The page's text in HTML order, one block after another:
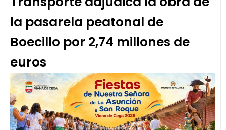
la pasarela peatonal de
Boecillo por 2,74 millones de
euros